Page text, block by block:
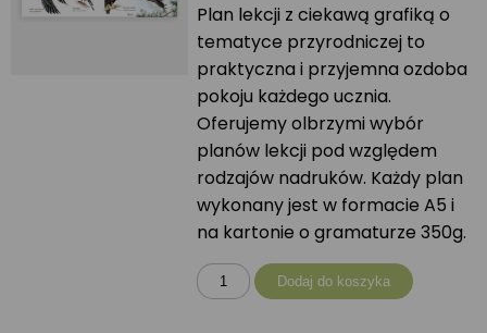
Plan lekcji z ciekawą grafiką o
tematyce przyrodniczej to
praktyczna i przyjemna ozdoba
pokoju każdego ucznia.
Oferujemy olbrzymi wybór
planów lekcji pod względem
rodzajów nadruków. Każdy plan
wykonany jest w formacie A5 i
na kartonie o gramaturze 350g.
ilość
Plan
Dodaj do koszyka